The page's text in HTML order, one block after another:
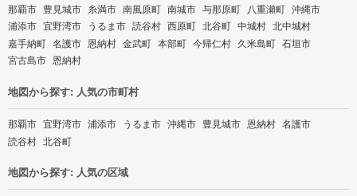
那覇市 豊見城市 糸満市 南風原町 南城市 与那原町 八重瀬町 沖縄市
浦添市 宜野湾市 うるま市 読谷村 西原町 北谷町 中城村 北中城村
嘉手納町 名護市 恩納村 金武町 本部町 今帰仁村 久米島町 石垣市
宮古島市 恩納村
地図から探す: 人気の市町村
那覇市 宜野湾市 浦添市 うるま市 沖縄市 豊見城市 恩納村 名護市
読谷村 北谷町
地図から探す: 人気の区域